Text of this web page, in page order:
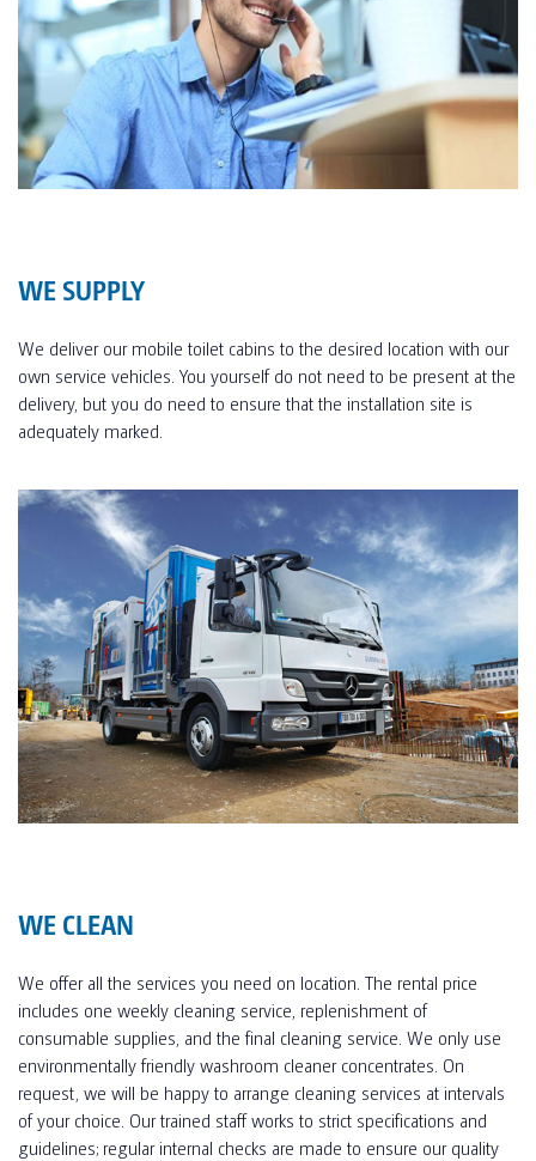
WE SUPPLY
We deliver our mobile toilet cabins to the desired location with our
own service vehicles. You yourself do not need to be present at the
delivery, but you do need to ensure that the installation site is
adequately marked.
WE CLEAN
We offer all the services you need on location. The rental price
includes one weekly cleaning service, replenishment of
consumable supplies, and the final cleaning service. We only use
environmentally friendly washroom cleaner concentrates. On
request, we will be happy to arrange cleaning services at intervals
of your choice. Our trained staff works to strict specifications and
guidelines; regular internal checks are made to ensure our quality